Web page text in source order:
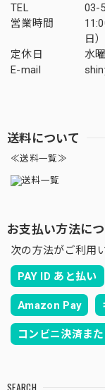
TEL
03-
営業時間
日）
定休日
水
E-mail
送料について
≪送料一覧≫
お支払い方法に
次の方法がご利用
PAY ID あと払い
Amazon Pay
コンビニ決済ま
SEARCH